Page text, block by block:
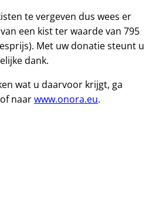
te vergeven dus wees er
een kist ter waarde van 795
Met uw donatie steunt u
dank.
wat u daarvoor krijgt, ga
of naarwww.onora.eu.